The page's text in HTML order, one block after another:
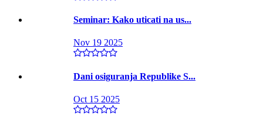
Seminar: Kako uticati na us...
Nov 19 2025
Dani osiguranja Republike S...
Oct 15 2025